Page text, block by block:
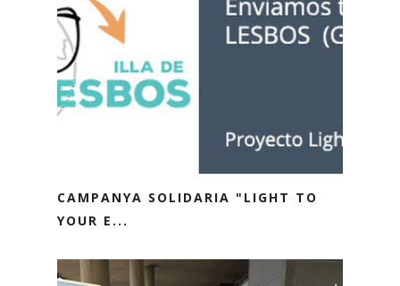
CAMPANYA SOLIDARIA "LIGHT TO
YOUR E...